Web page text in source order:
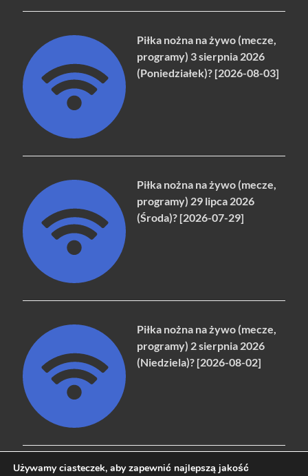
Piłka nożna na żywo (mecze,
programy) 3 sierpnia 2026
(Poniedziałek)? [2026-08-03]
Piłka nożna na żywo (mecze,
programy) 29 lipca 2026
(Środa)? [2026-07-29]
Piłka nożna na żywo (mecze,
programy) 2 sierpnia 2026
(Niedziela)? [2026-08-02]
Używamy ciasteczek, aby zapewnić najlepszą jakość